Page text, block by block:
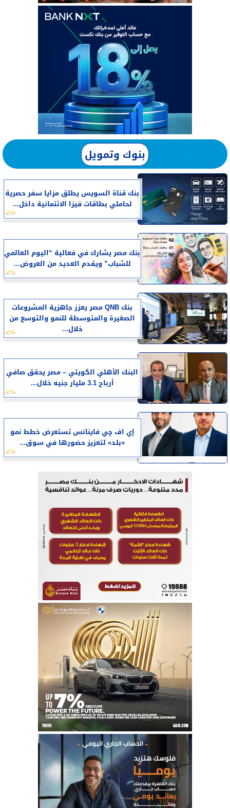
بنوك وتمويل
بنك قناة السويس يطلق مزايا سفر حصرية
لحاملي بطاقات فيزا الائتمانية داخل...
بنك مصر يشارك في فعالية “اليوم العالمي
للشباب” ويقدم العديد من العروض...
بنك QNB مصر يعزز جاهزية المشروعات
الصغيرة والمتوسطة للنمو والتوسع من
خلال...
البنك الأهلي الكويتي – مصر يحقق صافي
أرباح 3.1 مليار جنيه خلال...
إي اف چي فاينانس تستعرض خطط نمو
«بلد» لتعزيز حضورها في سوق...